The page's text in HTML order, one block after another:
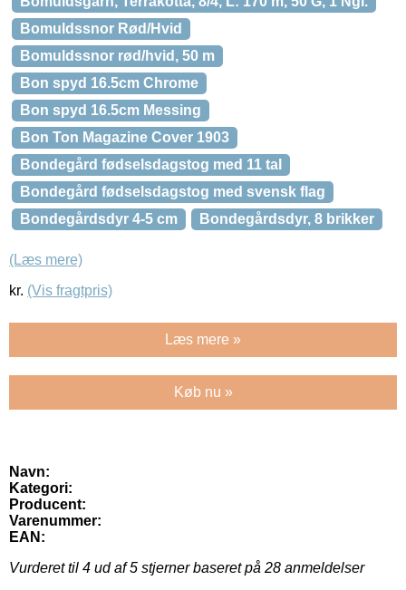
Bomuldssnor Rød/Hvid
Bomuldssnor rød/hvid, 50 m
Bon spyd 16.5cm Chrome
Bon spyd 16.5cm Messing
Bon Ton Magazine Cover 1903
Bondegård fødselsdagstog med 11 tal
Bondegård fødselsdagstog med svensk flag
Bondegårdsdyr 4-5 cm
Bondegårdsdyr, 8 brikker
(Læs mere)
kr. (Vis fragtpris)
Læs mere »
Køb nu »
Navn:
Kategori:
Producent:
Varenummer:
EAN:
Vurderet til 4 ud af 5 stjerner baseret på 28 anmeldelser